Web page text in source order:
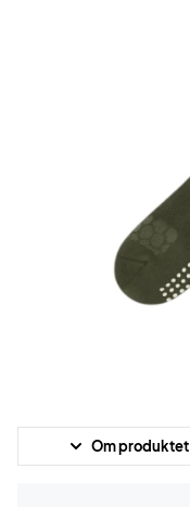
Om produktet